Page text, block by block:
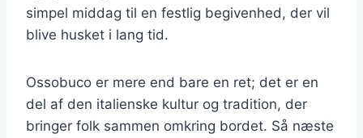
simpel middag til en festlig begivenhed, der vil
blive husket i lang tid.
Ossobuco er mere end bare en ret; det er en
del af den italienske kultur og tradition, der
bringer folk sammen omkring bordet. Så næste